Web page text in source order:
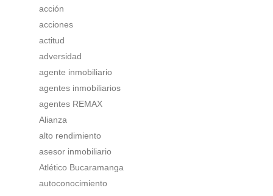
acción
acciones
actitud
adversidad
agente inmobiliario
agentes inmobiliarios
agentes REMAX
Alianza
alto rendimiento
asesor inmobiliario
Atlético Bucaramanga
autoconocimiento